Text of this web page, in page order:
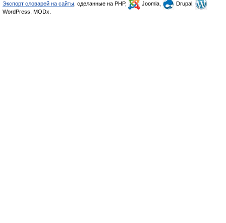
Экспорт словарей на сайты , сделанные на PHP, Joomla,
Drupal,
WordPress, MODx.